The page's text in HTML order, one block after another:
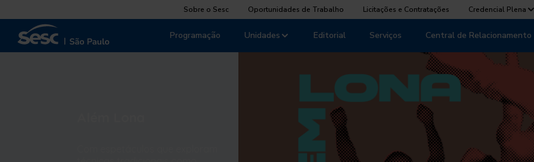
Sobre o Sesc Oportunidades de Trabalho Licitações e Contratações Credencial Plena
Unidades
Programação Editorial Serviços Central de Relacionamento